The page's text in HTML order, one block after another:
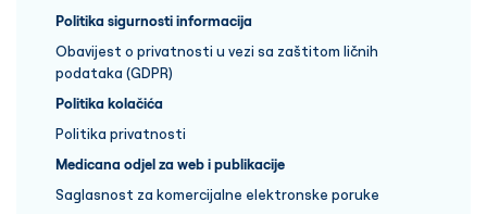
Politika sigurnosti informacija
Obavijest o privatnosti u vezi sa zaštitom ličnih
podataka (GDPR)
Politika kolačića
Politika privatnosti
Medicana odjel za web i publikacije
Saglasnost za komercijalne elektronske poruke